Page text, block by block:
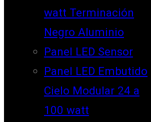
watt Terminación
Negro Aluminio
Panel LED Sensor
Panel LED Embutido
Cielo Modular 24 a
100 watt